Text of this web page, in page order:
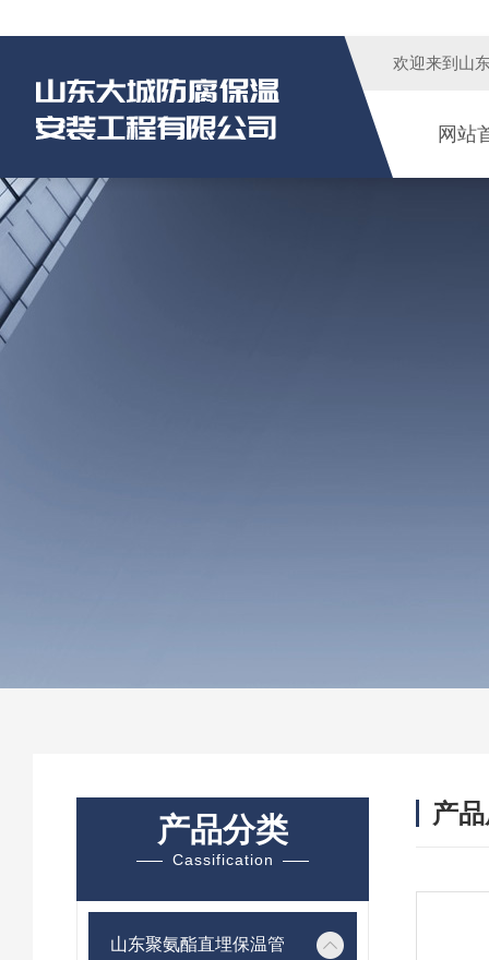
欢迎来到 山
网站
产品分类
Cassification
山东聚氨酯直埋保温管
产